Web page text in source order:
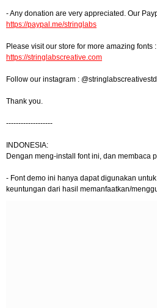
- Any donation are very appreciated. Our
https://paypal.me/stringlabs
Please visit our store for more amazing fonts :
https://stringlabscreative.com
Follow our instagram : @stringlabscreativestd
Thank you.
-------------------
INDONESIA:
Dengan meng-install font ini, dan membaca
- Font demo ini hanya dapat digunakan
keuntungan dari hasil memanfaatkan/